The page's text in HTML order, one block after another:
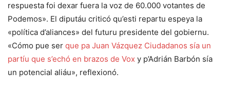
respuesta foi dexar fuera la voz de 60.000 votantes de
Podemos». El diputáu criticó qu’esti repartu espeya la
«política d’aliances» del futuru presidente del gobiernu.
«Cómo pue ser que pa Juan Vázquez Ciudadanos sía un
partíu que s’echó en brazos de Vox y p’Adrián Barbón sía
un potencial aliáu», reflexionó.